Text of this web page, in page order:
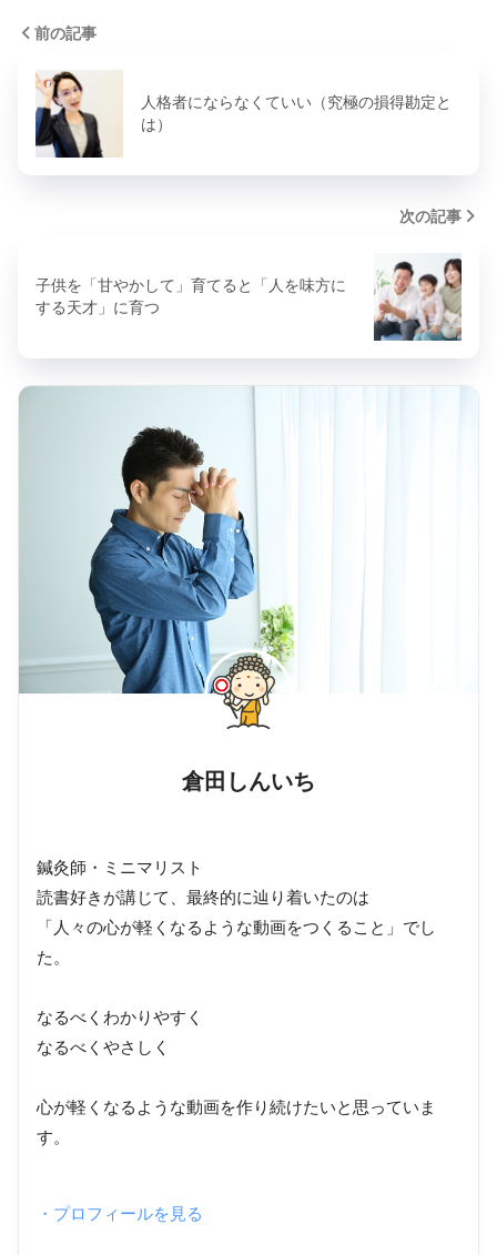
前の記事
人格者にならなくていい（究極の損得勘定と
は）
次の記事
子供を「甘やかして」育てると「人を味方に
する天才」に育つ
倉田しんいち
鍼灸師・ミニマリスト
読書好きが講じて、最終的に辿り着いたのは
「人々の心が軽くなるような動画をつくること」でし
た。
なるべくわかりやすく
なるべくやさしく
心が軽くなるような動画を作り続けたいと思っていま
す。
・プロフィールを見る